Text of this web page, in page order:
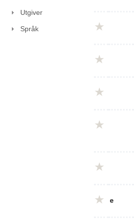
Utgiver
Språk
e